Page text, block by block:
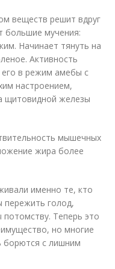
веществ решит вдруг
большие мучения:
Начинает тянуть на
Активность
его в режим амебы с
настроением,
щитовидной железы
мышечных
жира более
именно те, кто
пережить голод,
потомству. Теперь это
но многие
борются с лишним